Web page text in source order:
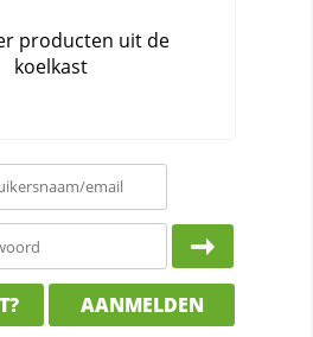
AANMELDEN